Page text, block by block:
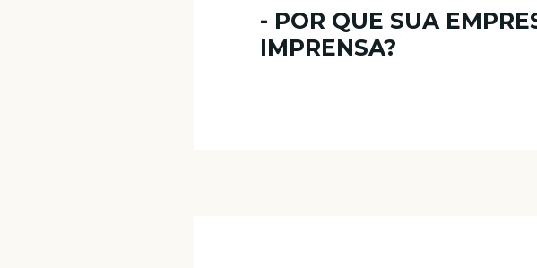
- POR QUE SUA
IMPRENSA?